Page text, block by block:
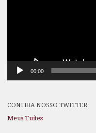
00:00
CONFIRA NOSSO TWITTER
Meus Tuítes